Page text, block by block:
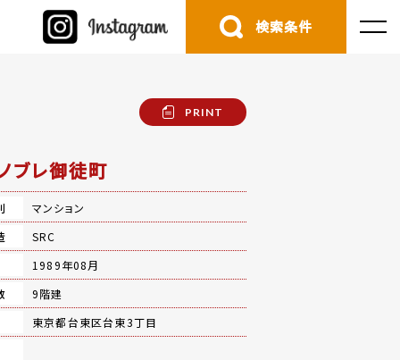
検索条件
PRINT
ブレ御徒町
マンション
SRC
1989年08月
9階建
東京都台東区台東3丁目